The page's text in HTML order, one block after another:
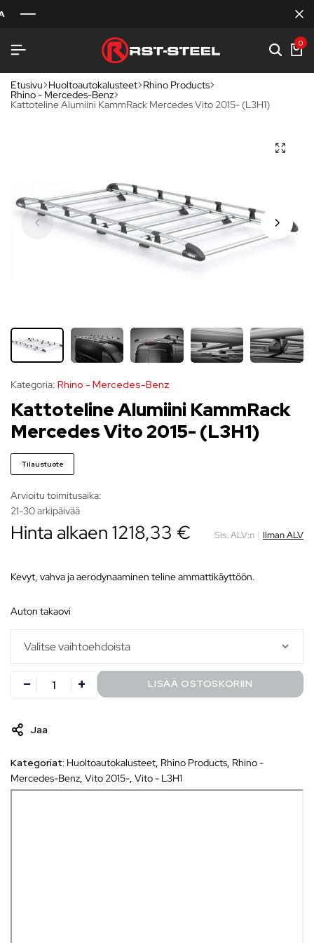
0
Etusivu Huoltoautokalusteet Rhino Products
Rhino - Mercedes-Benz
Kattoteline Alumiini KammRack Mercedes Vito 2015- (L3H1)
Kategoria: Rhino - Mercedes-Benz
Kattoteline Alumiini KammRack
Mercedes Vito 2015- (L3H1)
Tilaustuote
Arvioitu toimitusaika:
21-30 arkipäivää
Hinta alkaen 1218,33 € Sis. ALV:n | Ilman ALV
Kevyt, vahva ja aerodynaaminen teline ammattikäyttöön.
auton takaovi
LISÄÄ OSTOSKORIIN
Jaa
Kategoriat: Huoltoautokalusteet, Rhino Products, Rhino -
Mercedes-Benz, Vito 2015-, Vito - L3H1